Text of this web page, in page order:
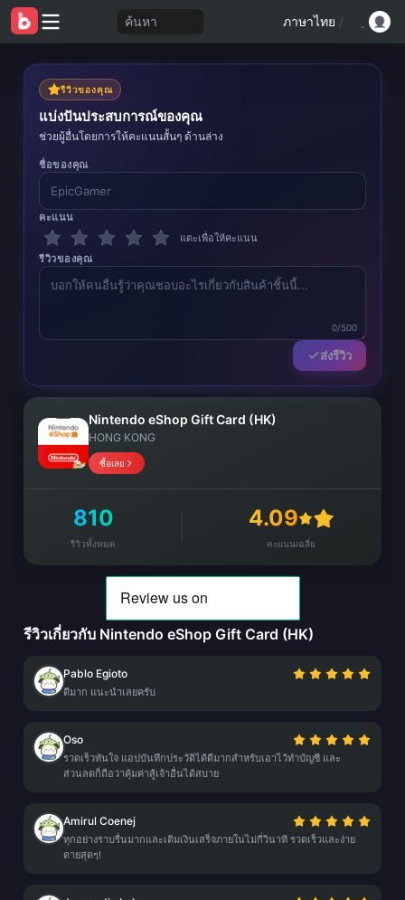
ค้นหา ภาษาไทย /
รีวิวของคุณ
แบ่งปันประสบการณ์ของคุณ
ช่วยผู้อื่นโดยการให้คะแนนสั้นๆ ด้านล่าง
ชื่อของคุณ
คะแนน
แตะเพื่อให้คะแนน
รีวิวของคุณ
0/500
ส่งรีวิว
Nintendo eShop Gift Card (HK)
HONG KONG
ซื้อเลย
810
รีวิวทั้งหมด
4.09
คะแนนเฉลี่ย
รีวิวเกี่ยวกับ Nintendo eShop Gift Card (HK)
Pablo Egioto
ดีมาก แนะนำเลยครับ
Oso
รวดเร็วทันใจ แอปบันทึกประวัติได้ดีมากสำหรับเอาไว้ทำบัญชี และ
ส่วนลดก็ถือว่าคุ้มค่าสู้เจ้าอื่นได้สบาย
Amirul Coenej
ทุกอย่างราบรื่นมากและเติมเงินเสร็จภายในไม่กี่วินาที รวดเร็วและง่าย
ดายสุดๆ!